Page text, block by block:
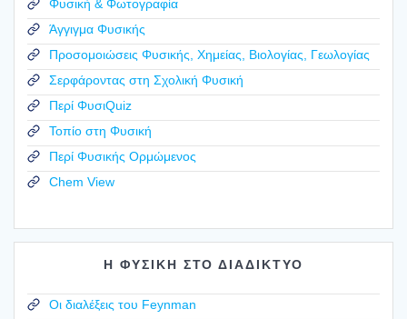
Φυσική & Φωτογραφία
Άγγιγμα Φυσικής
Προσομοιώσεις Φυσικής, Χημείας, Βιολογίας, Γεωλογίας
Σερφάροντας στη Σχολική Φυσική
Περί ΦυσιQuiz
Τοπίο στη Φυσική
Περί Φυσικής Ορμώμενος
Chem View
Η ΦΥΣΙΚΗ ΣΤΟ ΔΙΑΔΙΚΤΥΟ
Οι διαλέξεις του Feynman